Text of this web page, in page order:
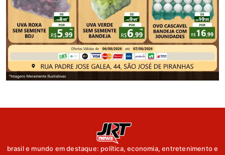
brasil e mundo em destaque: política, economia, entretenimento e